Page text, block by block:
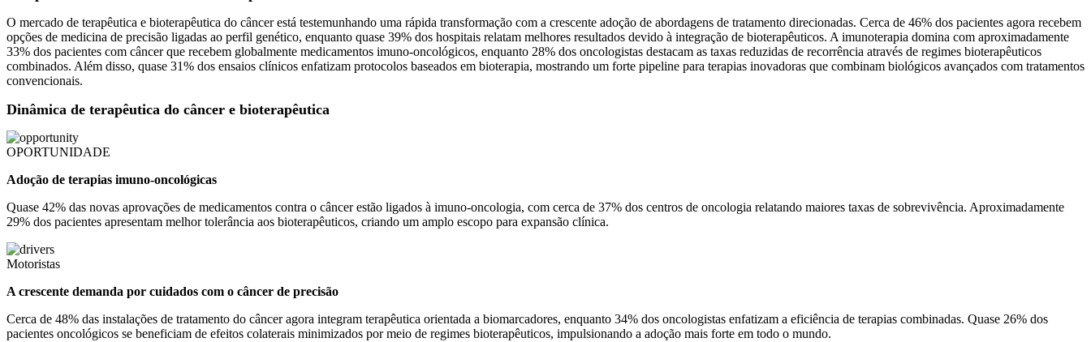
O mercado de terapêutica e bioterapêutica do câncer está testemunhando uma rápida transformação com a crescente adoção de abordagens de tratamento direcionadas. Cerca de 46% dos pacientes agora recebem
opções de medicina de precisão ligadas ao perfil genético, enquanto quase 39% dos hospitais relatam melhores resultados devido à integração de bioterapêuticos. A imunoterapia domina com aproximadamente
33% dos pacientes com câncer que recebem globalmente medicamentos imuno-oncológicos, enquanto 28% dos oncologistas destacam as taxas reduzidas de recorrência através de regimes bioterapêuticos
combinados. Além disso, quase 31% dos ensaios clínicos enfatizam protocolos baseados em bioterapia, mostrando um forte pipeline para terapias inovadoras que combinam biológicos avançados com tratamentos
convencionais.
Dinâmica de terapêutica do câncer e bioterapêutica
OPORTUNIDADE
Adoção de terapias imuno-oncológicas
Quase 42% das novas aprovações de medicamentos contra o câncer estão ligados à imuno-oncologia, com cerca de 37% dos centros de oncologia relatando maiores taxas de sobrevivência. Aproximadamente
29% dos pacientes apresentam melhor tolerância aos bioterapêuticos, criando um amplo escopo para expansão clínica.
Motoristas
A crescente demanda por cuidados com o câncer de precisão
Cerca de 48% das instalações de tratamento do câncer agora integram terapêutica orientada a biomarcadores, enquanto 34% dos oncologistas enfatizam a eficiência de terapias combinadas. Quase 26% dos
pacientes oncológicos se beneficiam de efeitos colaterais minimizados por meio de regimes bioterapêuticos, impulsionando a adoção mais forte em todo o mundo.